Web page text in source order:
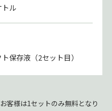
ル
保存液（2セット目）
客様は1セットのみ無料となり